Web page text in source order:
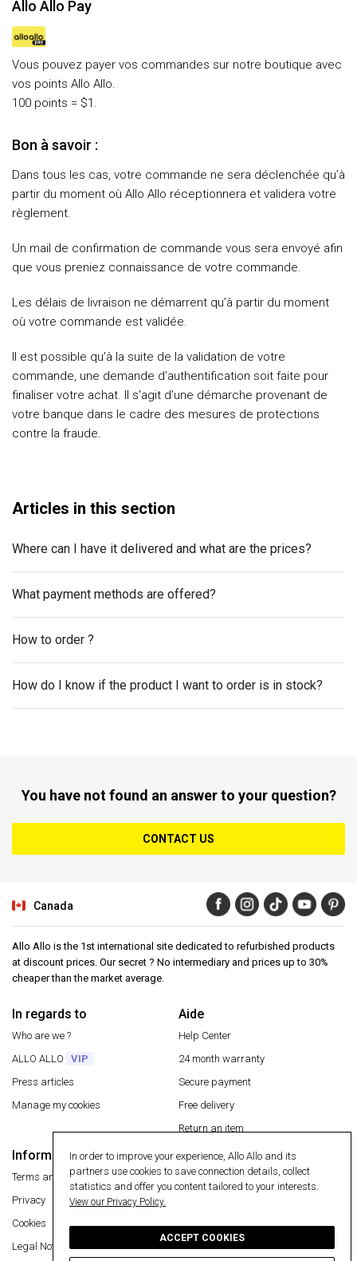
Allo Allo Pay
Vous pouvez payer vos commandes sur notre boutique avec
vos points Allo Allo.
100 points = $1.
Bon à savoir :
Dans tous les cas, votre commande ne sera déclenchée qu’à
partir du moment où Allo Allo réceptionnera et validera votre
règlement.
Un mail de confirmation de commande vous sera envoyé afin
que vous preniez connaissance de votre commande.
Les délais de livraison ne démarrent qu’à partir du moment
où votre commande est validée.
Il est possible qu’à la suite de la validation de votre
commande, une demande d’authentification soit faite pour
finaliser votre achat. Il s'agit d’une démarche provenant de
votre banque dans le cadre des mesures de protections
contre la fraude.
Articles in this section
Where can I have it delivered and what are the prices?
What payment methods are offered?
How to order ?
How do I know if the product I want to order is in stock?
You have not found an answer to your question?
CONTACT US
Canada
Allo Allo is the 1st international site dedicated to refurbished products
at discount prices. Our secret ? No intermediary and prices up to 30%
cheaper than the market average.
In regards to
Who are we ?
ALLO ALLO
VIP
Press articles
Manage my cookies
Aide
Help Center
24 month warranty
Secure payment
Free delivery
Return an item
Information
Terms and conditions
Privacy
Cookies
Legal Notice
Secure payment
In order to improve your experience, Allo Allo and its
partners use cookies to save connection details, collect
statistics and offer you content tailored to your interests.
View our Privacy Policy.
ACCEPT COOKIES